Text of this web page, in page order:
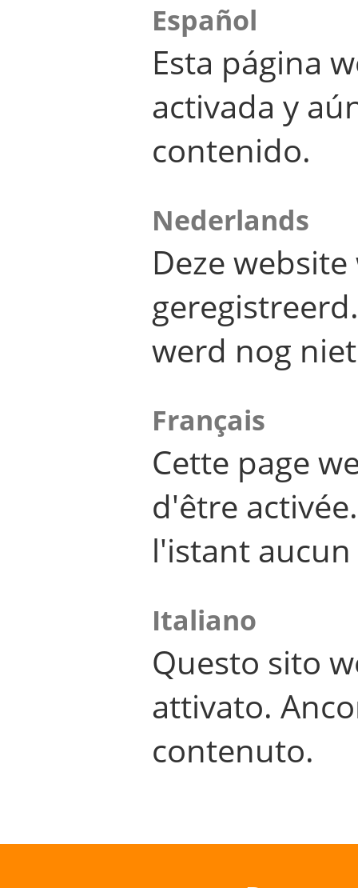
Español
Esta página
activada y
contenido.
Nederlands
Deze
werd nog
Français
Cette page
d'être
l'istant
Italiano
Questo sito
attivato.
contenuto.